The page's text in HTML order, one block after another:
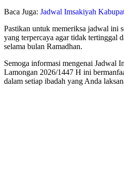
Baca Juga: Jadwal Imsakiyah
Pastikan untuk memeriksa jadwal ini
yang terpercaya agar tidak tertinggal
selama bulan Ramadhan.
Semoga informasi mengenai Jadwal
Lamongan 2026/1447 H ini
dalam setiap ibadah yang Anda